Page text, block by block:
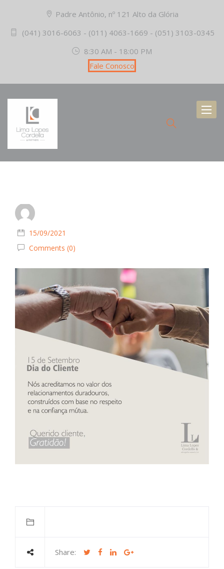
Padre Antônio, nº 121 Alto da Glória
(041) 3016-6063 - (011) 4063-1669 - (051) 3103-0345
8:30 AM - 18:00 PM
Fale Conosco
15/09/2021
Comments (0)
Share: